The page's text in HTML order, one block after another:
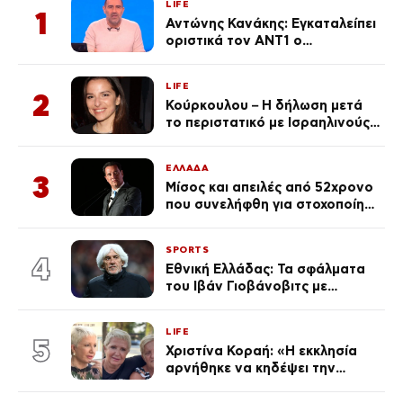
1
LIFE
Αντώνης Κανάκης: Εγκαταλείπει
οριστικά τον ΑΝΤ1 ο
2
LIFE
Κούρκουλου – Η δήλωση μετά
το περιστατικό με Ισραηλινούς:
πλουσιοκόριτσο»
3
ΕΛΛΑΔΑ
Μίσος και απειλές από 52χρονο
που συνελήφθη για στοχοποίηση
στην Ελλάδα
4
SPORTS
Εθνική Ελλάδας: Τα σφάλματα
του Ιβάν Γιοβάνοβιτς με
αποκλεισμό από το Μουντιάλ
5
LIFE
Χριστίνα Κοραή: «Η εκκλησία
αρνήθηκε να κηδέψει την